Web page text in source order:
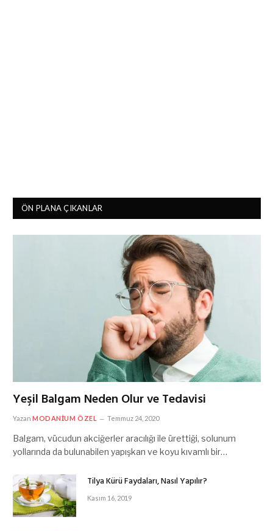
ÖN PLANA ÇIKANLAR
Yeşil Balgam Neden Olur ve Tedavisi
Yazan MODANIUM ÖZEL Temmuz 24, 2020
Balgam, vücudun akciğerler aracılığı ile ürettiği, solunum
yollarında da bulunabilen yapışkan ve koyu kıvamlı bir…
Tilya Kürü Faydaları, Nasıl Yapılır?
Kasım 16, 2019